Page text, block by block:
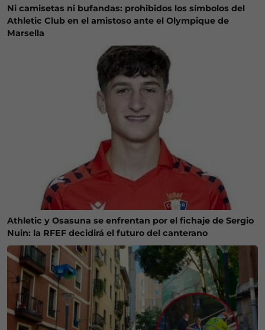
Ni camisetas ni bufandas: prohibidos los símbolos del
Athletic Club en el amistoso ante el Olympique de
Marsella
Athletic y Osasuna se enfrentan por el fichaje de Sergio
Nuin: la RFEF decidirá el futuro del canterano